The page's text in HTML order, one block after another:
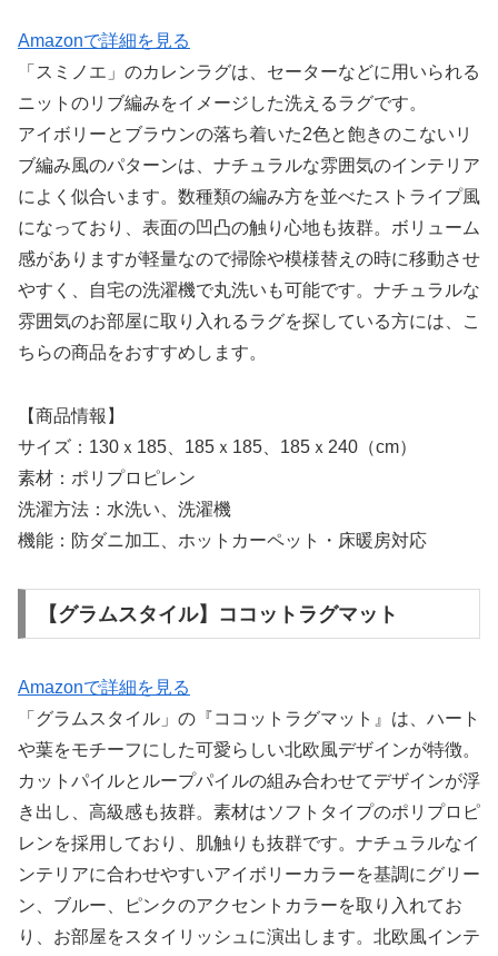
Amazonで詳細を見る
「スミノエ」のカレンラグは、セーターなどに用いられる
ニットのリブ編みをイメージした洗えるラグです。
アイボリーとブラウンの落ち着いた2色と飽きのこないリ
ブ編み風のパターンは、ナチュラルな雰囲気のインテリア
によく似合います。数種類の編み方を並べたストライプ風
になっており、表面の凹凸の触り心地も抜群。ボリューム
感がありますが軽量なので掃除や模様替えの時に移動させ
やすく、自宅の洗濯機で丸洗いも可能です。ナチュラルな
雰囲気のお部屋に取り入れるラグを探している方には、こ
ちらの商品をおすすめします。
【商品情報】
サイズ：130ｘ185、185ｘ185、185ｘ240（cm）
素材：ポリプロピレン
洗濯方法：水洗い、洗濯機
機能：防ダニ加工、ホットカーペット・床暖房対応
【グラムスタイル】ココットラグマット
Amazonで詳細を見る
「グラムスタイル」の『ココットラグマット』は、ハート
や葉をモチーフにした可愛らしい北欧風デザインが特徴。
カットパイルとループパイルの組み合わせてデザインが浮
き出し、高級感も抜群。素材はソフトタイプのポリプロピ
レンを採用しており、肌触りも抜群です。ナチュラルなイ
ンテリアに合わせやすいアイボリーカラーを基調にグリー
ン、ブルー、ピンクのアクセントカラーを取り入れてお
り、お部屋をスタイリッシュに演出します。北欧風インテ